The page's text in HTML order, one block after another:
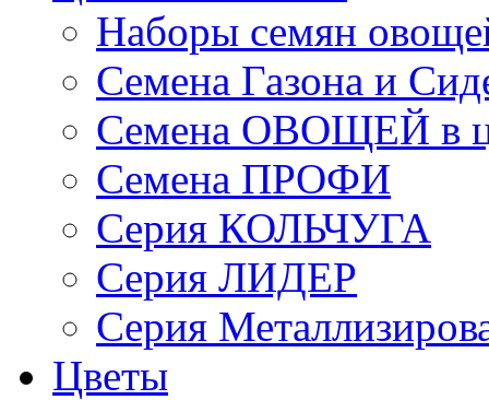
Наборы семян
Семена Газона и
Семена ОВОЩЕЙ в
Семена ПРОФИ
Серия КОЛЬЧУГА
Серия ЛИДЕР
Серия
Цветы